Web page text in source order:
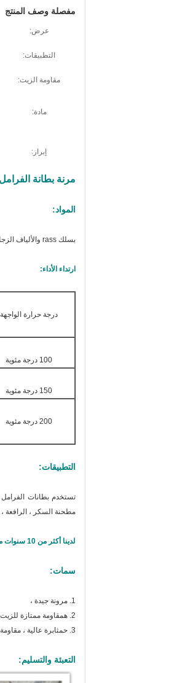
مفصلة وصف المنتج
عرض:
التطبيقات:
مقاومة الزيت:
مادة:
إبراز:
مرنة بطانة
المواد:
بسلك rass والألياف الزجاجية وألياف الفسكوز والراتنج ومواد الاحتكاك ، إلخ
ارتداء الأداء:
درجة حرارة الواجهة
100 درجة مئوية
150 درجة مئوية
200 درجة مئوية
التطبيقات:
تستخدم بطانات الفرامل
مطحنة السكر ، الرافعة ،
لدينا أكثر من 10 سنوات من الخبرة في تصنيع بطانات الفرامل المنسوجة ، والتي يمكن أن تحقق المنفعة والأرباح المتبادلة لك ولنا.
سمات:
1. مرونة جيدة ،
2. ه
مقاومة ممتازة
3. ح
مثابرة عالية ،
التعبئة والتسليم: